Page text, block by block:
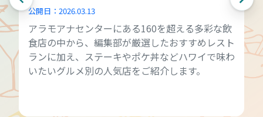
公開日： 2026.03.13
アラモアナセンターにある160を超える多彩な飲
食店の中から、編集部が厳選したおすすめレスト
ランに加え、ステーキやポケ丼などハワイで味わ
いたいグルメ別の人気店をご紹介します。